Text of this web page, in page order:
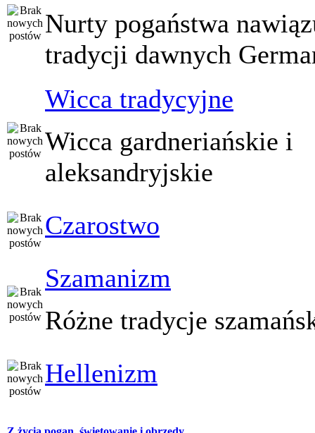
Nurty pogaństwa
tradycji dawnych
Wicca tradycyjne
Wicca gardneriańskie i
aleksandryjskie
Czarostwo
Szamanizm
Różne tradycje
Hellenizm